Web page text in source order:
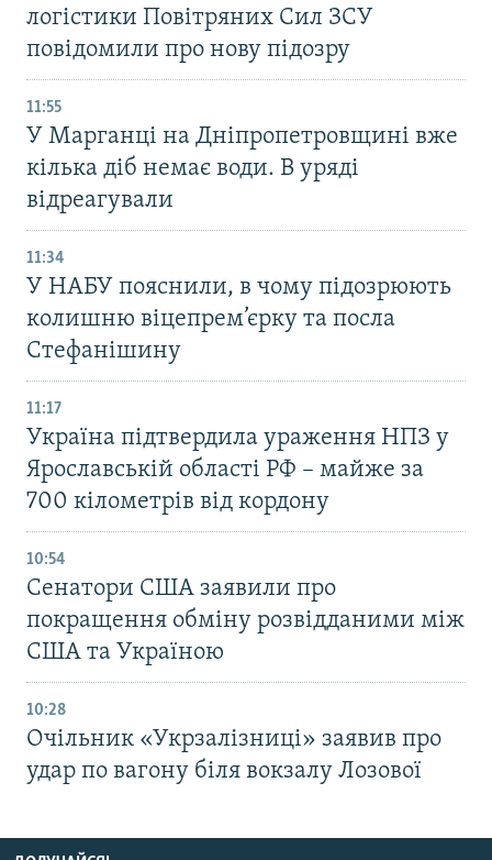
логістики Повітряних Сил ЗСУ
повідомили про нову підозру
11:55
У Марганці на Дніпропетровщині вже
кілька діб немає води. В уряді
відреагували
11:34
У НАБУ пояснили, в чому підозрюють
колишню віцепрем’єрку та посла
Стефанішину
11:17
Україна підтвердила ураження НПЗ у
Ярославській області РФ – майже за
700 кілометрів від кордону
10:54
Сенатори США заявили про
покращення обміну розвідданими між
США та Україною
10:28
Очільник «Укрзалізниці» заявив про
удар по вагону біля вокзалу Лозової